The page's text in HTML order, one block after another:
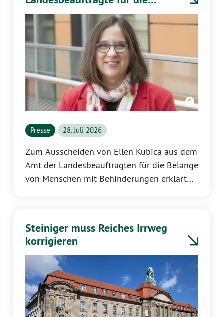
Belange von Menschen mit
Behinderungen
Presse 28. Juli 2026
Zum Ausscheiden von Ellen Kubica aus dem
Amt der Landesbeauftragten für die Belange
von Menschen mit Behinderungen erklärt
Steiniger muss Reiches Irrweg
korrigieren